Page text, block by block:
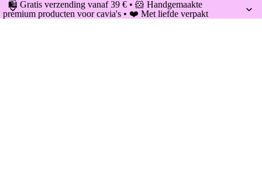
🛍️ Gratis verzending vanaf 39 € • 🐹 Handgemaakte
premium producten voor cavia's • ❤️ Met liefde verpakt